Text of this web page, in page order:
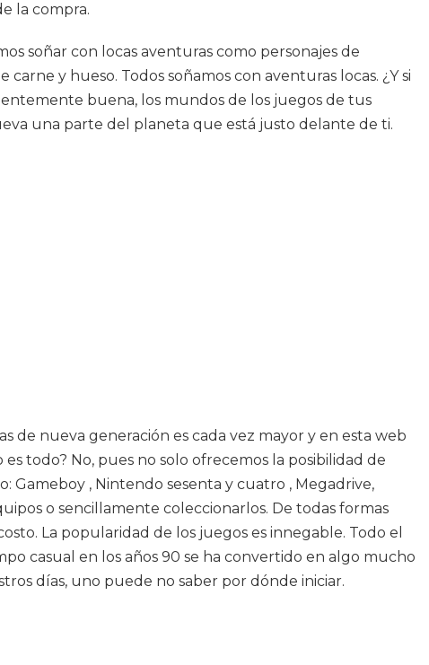
la compra.
soñar con locas aventuras como personajes de
y hueso. Todos soñamos con aventuras locas. ¿Y si
buena, los mundos de los juegos de tus
una parte del planeta que está justo delante de ti.
de nueva generación es cada vez mayor y en esta web
todo? No, pues no solo ofrecemos la posibilidad de
Gameboy , Nintendo sesenta y cuatro , Megadrive,
o sencillamente coleccionarlos. De todas formas
La popularidad de los juegos es innegable. Todo el
casual en los años 90 se ha convertido en algo mucho
días, uno puede no saber por dónde iniciar.